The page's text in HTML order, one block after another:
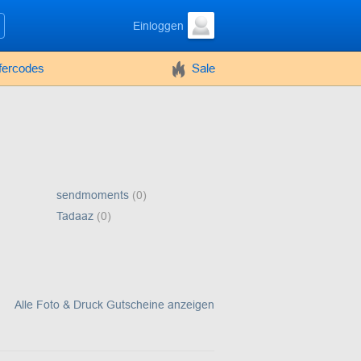
Einloggen
Sale
sendmoments (0)
Tadaaz (0)
Alle Foto & Druck Gutscheine anzeigen